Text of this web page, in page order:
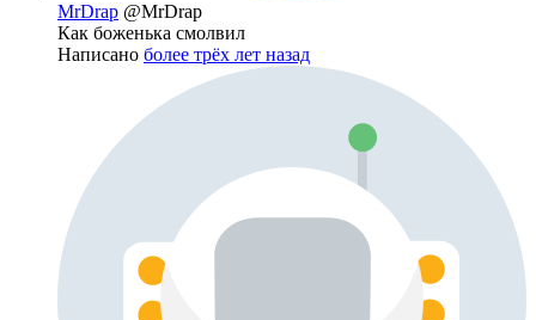
MrDrap @MrDrap
Как боженька смолвил
Написано более трёх лет назад